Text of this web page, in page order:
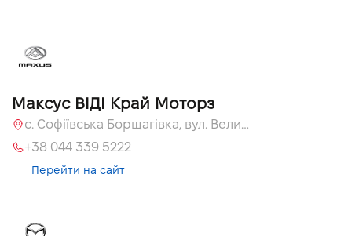
Максус ВІДІ Край Моторз
с. Софіївська Борщагівка, вул. Велика Кільцева, 60а
+38 044 339 5222
Перейти на сайт